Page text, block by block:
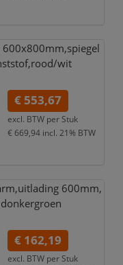
600x800mm,spiegel
rood/wit
€ 553,67
excl. BTW per Stuk
€ 669,94 incl. 21% BTW
uitlading 600mm,
€ 162,19
excl. BTW per Stuk